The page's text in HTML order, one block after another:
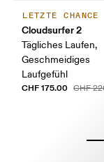
LETZTE CHANCE
Cloudsurfer 2
Tägliches Laufen,
Geschmeidiges
Laufgefühl
CHF 175.00 CHF